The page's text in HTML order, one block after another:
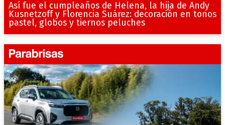
Así fue el cumpleaños de Helena, la hija de Andy
Kusnetzoff y Florencia Suárez: decoración en tonos
pastel, globos y tiernos peluches